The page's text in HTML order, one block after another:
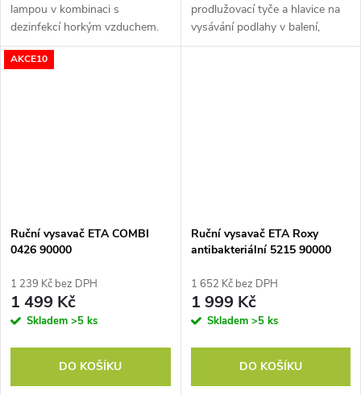
lampou v kombinaci s
dezinfekcí horkým vzduchem.
Efektivně zahubí až 99,9%
bakterií a roztočů. Vysátí do
prodlužovací tyče a hlavice na
vysávání podlahy v balení,
BLDC motor, USB-C nabíjení,
AKCE10
Ruční vysavač ETA COMBI
0426 90000
1 239 Kč bez DPH
1 499 Kč
Skladem >5 ks
DO KOŠÍKU
Ruční vysavač ETA Roxy
antibakteriální 5215 90000
1 652 Kč bez DPH
1 999 Kč
Skladem >5 ks
DO KOŠÍKU